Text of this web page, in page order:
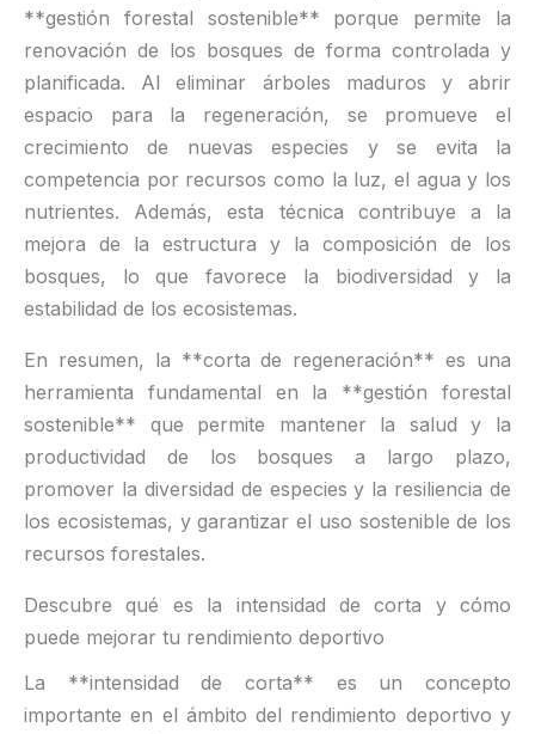
**gestión forestal sostenible** porque permite la
renovación de los bosques de forma controlada y
planificada. Al eliminar árboles maduros y abrir
espacio para la regeneración, se promueve el
crecimiento de nuevas especies y se evita la
competencia por recursos como la luz, el agua y los
nutrientes. Además, esta técnica contribuye a la
mejora de la estructura y la composición de los
bosques, lo que favorece la biodiversidad y la
estabilidad de los ecosistemas.
En resumen, la **corta de regeneración** es una
herramienta fundamental en la **gestión forestal
sostenible** que permite mantener la salud y la
productividad de los bosques a largo plazo,
promover la diversidad de especies y la resiliencia de
los ecosistemas, y garantizar el uso sostenible de los
recursos forestales.
Descubre qué es la intensidad de corta y cómo
puede mejorar tu rendimiento deportivo
La **intensidad de corta** es un concepto
importante en el ámbito del rendimiento deportivo y